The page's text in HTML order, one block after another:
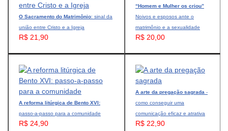
O Sacramento do Matrimônio: sinal da
união entre Cristo e a Igreja
R$ 21,90
“Homem e Mulher os criou”
Noivos e esposos ante o
matrimônio e a sexualidade
R$ 20,00
A reforma litúrgica de Bento XVI:
passo-a-passo para a comunidade
R$ 24,90
A arte da pregação sagrada -
como conseguir uma
comunicação eficaz e atrativa
R$ 22,90